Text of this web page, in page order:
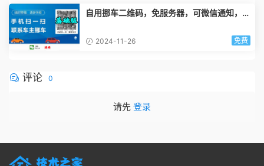
自用挪车二维码，免服务器，可微信通知，可
2024-11-26 免费
评论 0
请先 登录